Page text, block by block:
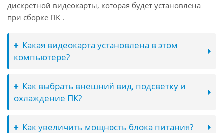
дискретной видеокарты, которая будет установлена
при сборке ПК .
Какая видеокарта установлена в этом
компьютере?
Как выбрать внешний вид, подсветку и
охлаждение ПК?
Как увеличить мощность блока питания?